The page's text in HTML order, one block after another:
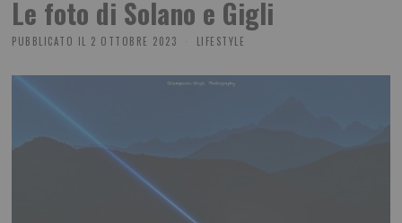
Le foto di Solano e Gigli
PUBBLICATO IL 2 OTTOBRE 2023 LIFESTYLE